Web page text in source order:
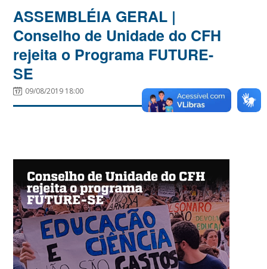
ASSEMBLÉIA GERAL |
Conselho de Unidade do CFH
rejeita o Programa FUTURE-
SE
09/08/2019 18:00